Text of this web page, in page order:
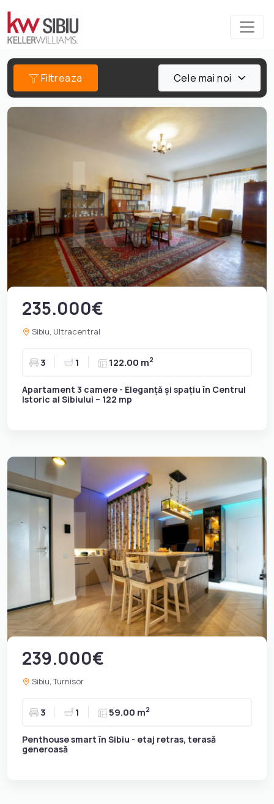
Filtreaza Cele mai noi
235.000€
Sibiu, Ultracentral
3 1 122.00 m2
Apartament 3 camere - Eleganță și spațiu în Centrul
Istoric al Sibiului – 122 mp
239.000€
Sibiu, Turnisor
3 1 59.00 m2
Penthouse smart în Sibiu - etaj retras, terasă
generoasă